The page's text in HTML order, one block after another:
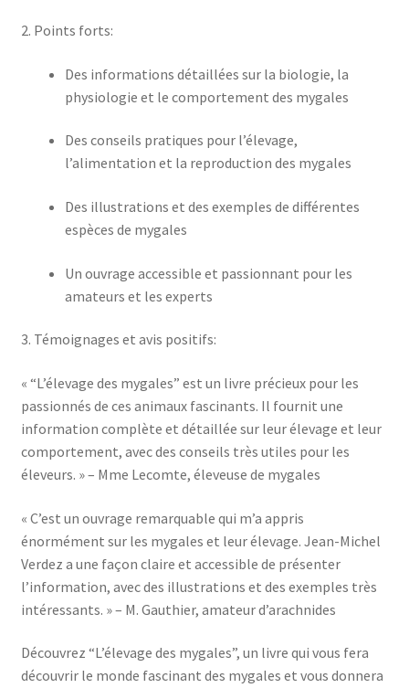
2. Points forts:
Des informations détaillées sur la biologie, la
physiologie et le comportement des mygales
Des conseils pratiques pour l’élevage,
l’alimentation et la reproduction des mygales
Des illustrations et des exemples de différentes
espèces de mygales
Un ouvrage accessible et passionnant pour les
amateurs et les experts
3. Témoignages et avis positifs:
« “L’élevage des mygales” est un livre précieux pour les
passionnés de ces animaux fascinants. Il fournit une
information complète et détaillée sur leur élevage et leur
comportement, avec des conseils très utiles pour les
éleveurs. » – Mme Lecomte, éleveuse de mygales
« C’est un ouvrage remarquable qui m’a appris
énormément sur les mygales et leur élevage. Jean-Michel
Verdez a une façon claire et accessible de présenter
l’information, avec des illustrations et des exemples très
intéressants. » – M. Gauthier, amateur d’arachnides
Découvrez “L’élevage des mygales”, un livre qui vous fera
découvrir le monde fascinant des mygales et vous donnera